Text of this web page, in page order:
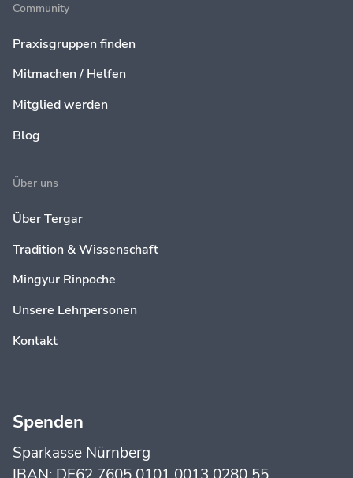
Community
Praxisgruppen finden
Mitmachen / Helfen
Mitglied werden
Blog
Über uns
Über Tergar
Tradition & Wissenschaft
Mingyur Rinpoche
Unsere Lehrpersonen
Kontakt
Spenden
Sparkasse Nürnberg